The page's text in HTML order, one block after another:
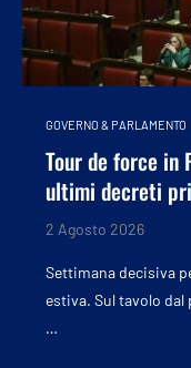
GOVERNO & PARLAMENTO
Tour de force in
ultimi decreti
2 Agosto 2026
Settimana decisiva
estiva. Sul tavolo
…